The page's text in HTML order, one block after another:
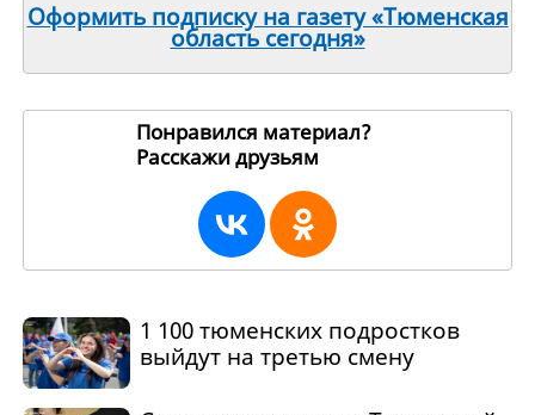
Оформить подписку на газету «Тюменская
область сегодня»
Понравился материал?
Расскажи друзьям
1 100 тюменских подростков
выйдут на третью смену